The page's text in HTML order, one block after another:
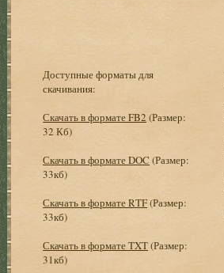
Доступные форматы для
скачивания:
Скачать в формате FB2 (Размер:
32 Кб)
Скачать в формате DOC (Размер:
33кб)
Скачать в формате RTF(Размер:
33кб)
Скачать в формате TXT(Размер:
31кб)